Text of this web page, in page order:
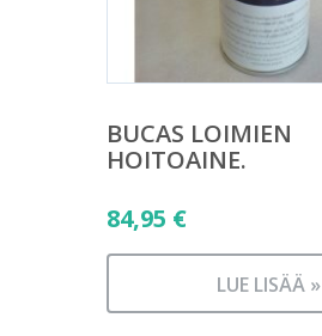
BUCAS LOIMIEN
HOITOAINE.
84,95 €
LUE LISÄÄ »